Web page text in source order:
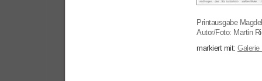
Printausgabe
Autor/Foto: Martin
markiert mit: Galerie